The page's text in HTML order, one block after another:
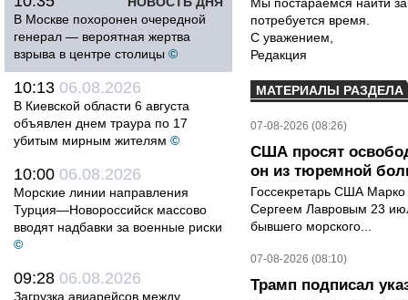
В Москве похоронен очередной
генерал — вероятная жертва
взрыва в центре столицы ©
10:13 06.08.2026
В Киевской области 6 августа
объявлен днем траура по 17
убитым мирным жителям ©
10:00 06.08.2026
Морские линии направления
Турция—Новороссийск массово
вводят надбавки за военные риски
©
09:28 06.08.2026
Загрузка авиарейсов между
потребуется время.
С уважением,
Редакция
МАТЕРИАЛЫ РАЗДЕЛА
07-08-2026 (08:26)
США просят
он из тюремной
Госсекретарь США
Сергеем Лавровым 23
бывшего морского...
07-08-2026 (08:10)
Трамп подписал